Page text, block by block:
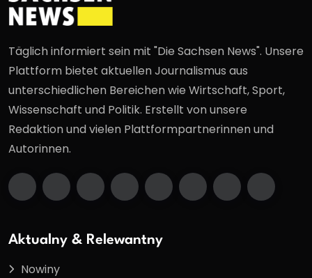
Täglich informiert sein mit "Die Sachsen News". Unsere
Plattform bietet aktuellen Journalismus aus
unterschiedlichen Bereichen wie Wirtschaft, Sport,
Wissenschaft und Politik. Erstellt von unsere
Redaktion und vielen Plattformpartnerinnen und
Autorinnen.
Aktualny & Relewantny
Nowiny